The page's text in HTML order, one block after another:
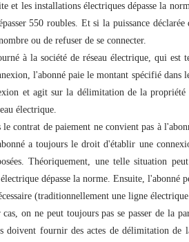
et les installations électriques dépasse la
550 roubles. Et si la puissance déclarée
ou de refuser de se connecter.
à la société de réseau électrique, qui est
l'abonné paie le montant spécifié dans
et agit sur la délimitation de la propriété
électrique.
le contrat de paiement ne convient pas à
a toujours le droit d'établir une
Théoriquement, une telle situation
dépasse la norme. Ensuite, l'abonné
(traditionnellement une ligne
cas, on ne peut toujours pas se passer de la
doivent fournir des actes de délimitation de